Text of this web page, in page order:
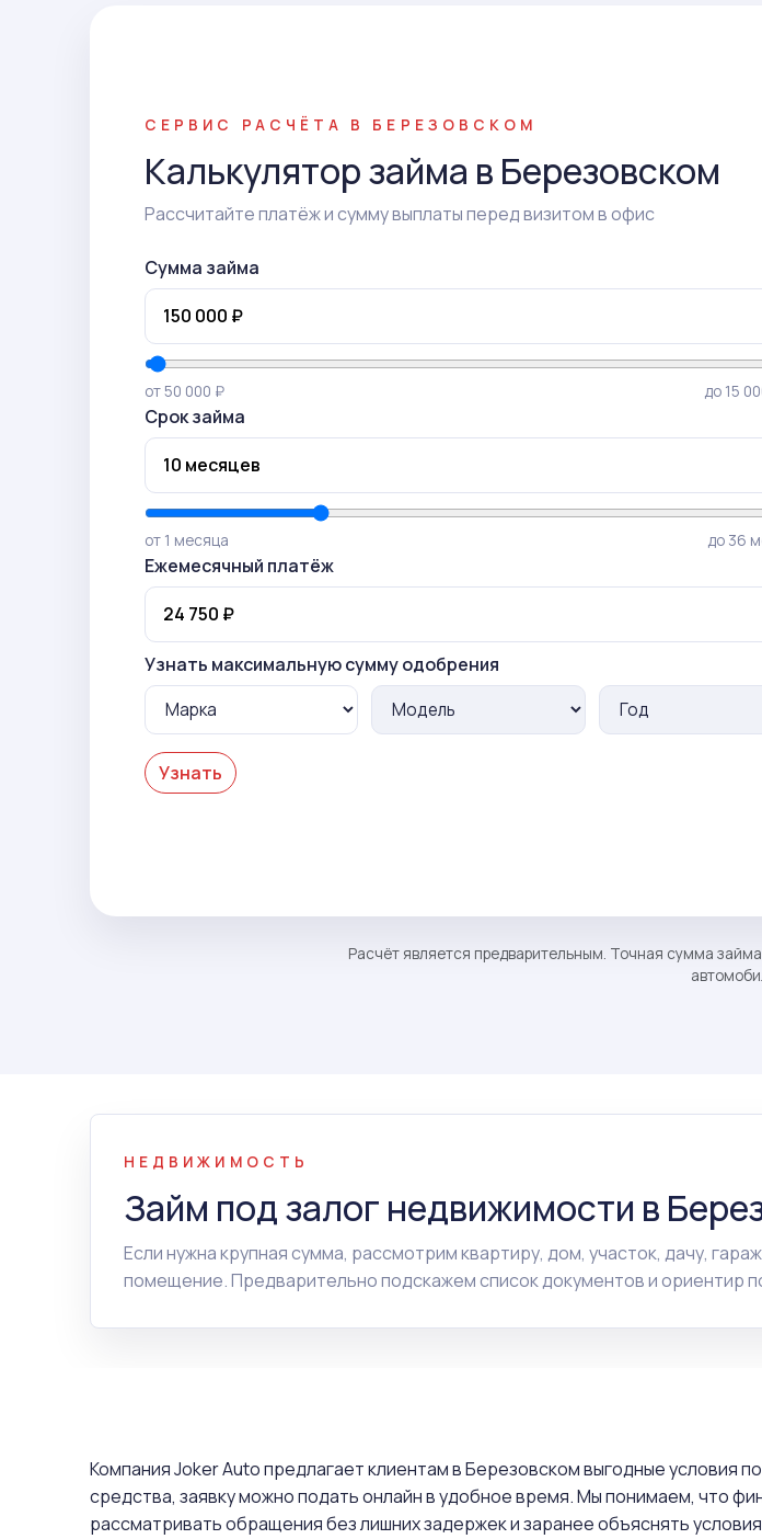
СЕРВИС РАСЧЁТА В БЕРЕЗОВСКОМ
Калькулятор займа в Березовском
Рассчитайте платёж и сумму выплаты перед визитом в офис
Сумма займа
от 50 000 ₽ до 15
Срок займа
от 1 месяца до 36
Ежемесячный платёж
Узнать максимальную сумму одобрения
Узнать
Расчёт является предварительным. Точная сумма
НЕДВИЖИМОСТЬ
Займ под залог недвижимости в
Если нужна крупная сумма, рассмотрим квартиру, дом, участок, дачу,
помещение. Предварительно подскажем список документов и ориентир
Компания Joker Auto предлагает клиентам в Березовском выгодные условия
средства, заявку можно подать онлайн в удобное время. Мы понимаем, что
рассматривать обращения без лишних задержек и заранее объяснять